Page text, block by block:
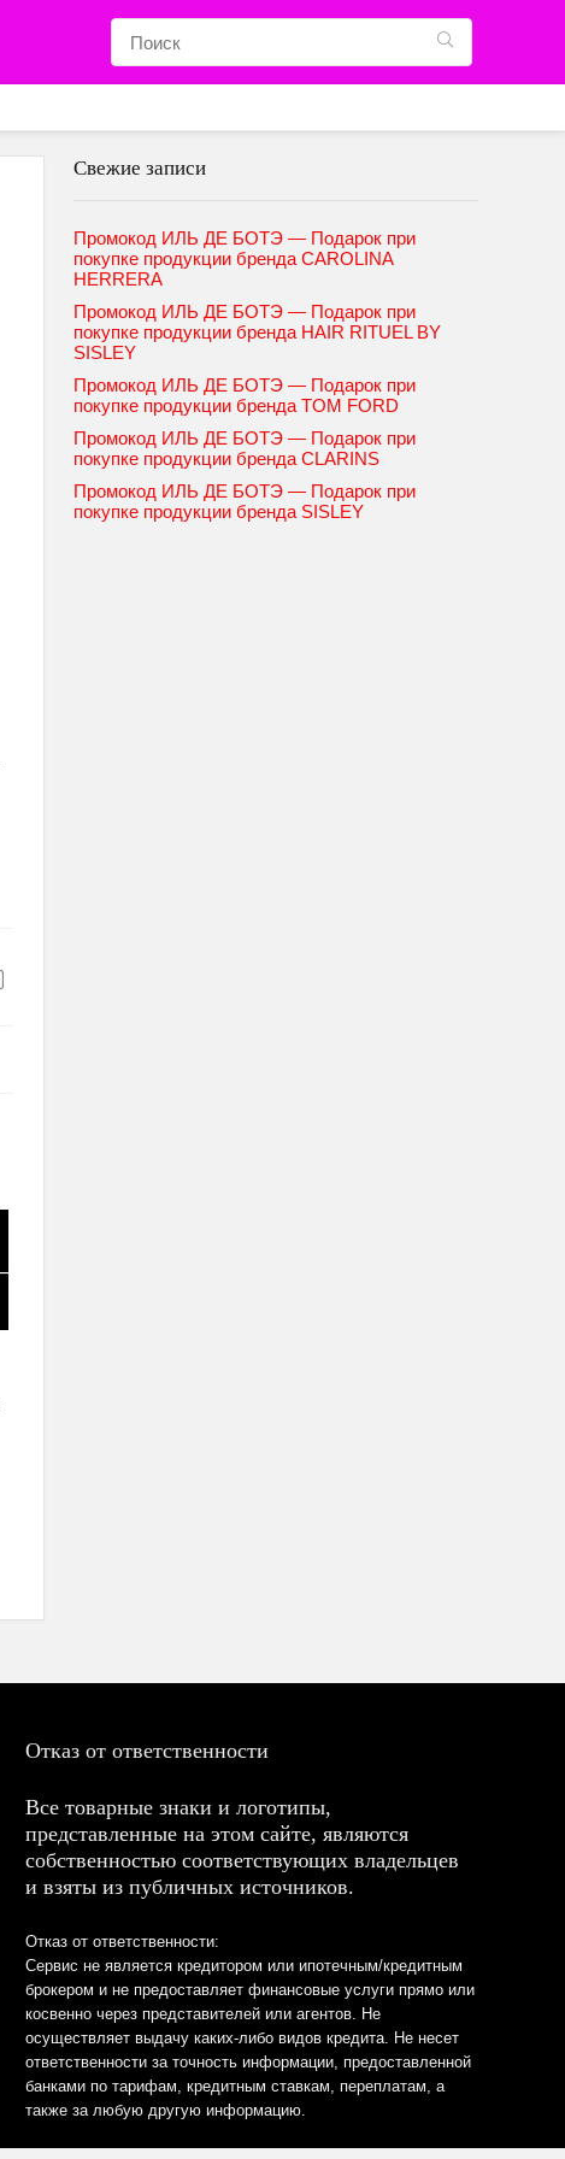
Свежие записи
Промокод ИЛЬ ДЕ БОТЭ — Подарок при
покупке продукции бренда CAROLINA
HERRERA
Промокод ИЛЬ ДЕ БОТЭ — Подарок при
покупке продукции бренда HAIR RITUEL BY
SISLEY
Промокод ИЛЬ ДЕ БОТЭ — Подарок при
покупке продукции бренда TOM FORD
Промокод ИЛЬ ДЕ БОТЭ — Подарок при
покупке продукции бренда CLARINS
Промокод ИЛЬ ДЕ БОТЭ — Подарок при
покупке продукции бренда SISLEY
Отказ от ответственности
Все товарные знаки и логотипы,
представленные на этом сайте, являются
собственностью соответствующих владельцев
и взяты из публичных источников.
Отказ от ответственности:
Сервис не является кредитором или ипотечным/кредитным
брокером и не предоставляет финансовые услуги прямо или
косвенно через представителей или агентов. Не
осуществляет выдачу каких-либо видов кредита. Не несет
ответственности за точность информации, предоставленной
банками по тарифам, кредитным ставкам, переплатам, а
также за любую другую информацию.